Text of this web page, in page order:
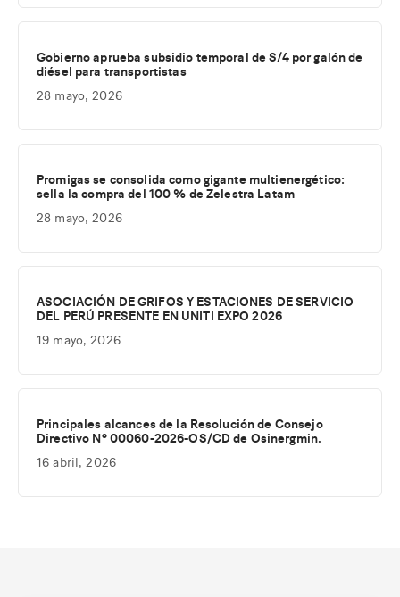
Gobierno aprueba subsidio temporal de S/4 por galón de
diésel para transportistas
28 mayo, 2026
Promigas se consolida como gigante multienergético:
sella la compra del 100 % de Zelestra Latam
28 mayo, 2026
ASOCIACIÓN DE GRIFOS Y ESTACIONES DE SERVICIO
DEL PERÚ PRESENTE EN UNITI EXPO 2026
19 mayo, 2026
Principales alcances de la Resolución de Consejo
Directivo Nº 00060-2026-OS/CD de Osinergmin.
16 abril, 2026